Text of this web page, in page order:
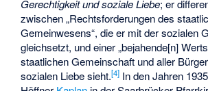
Gerechtigkeit und soziale Liebe; er
zwischen „Rechtsforderungen des
Gemeinwesens“, die er mit der sozialen
gleichsetzt, und einer „bejahende[n]
staatlichen Gemeinschaft und aller
sozialen Liebe sieht.[4] In den Jahren